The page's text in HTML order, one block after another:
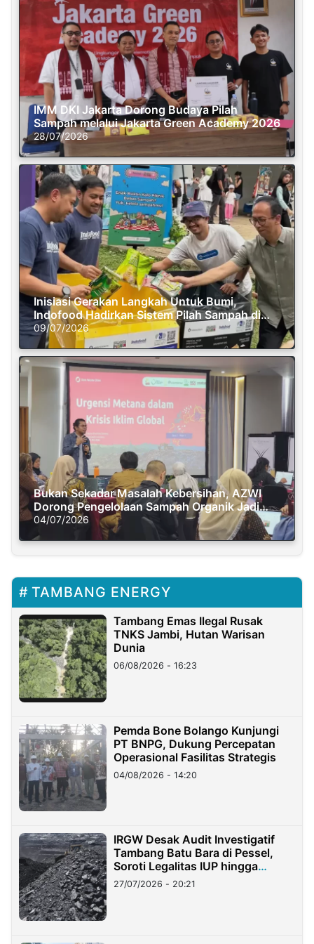
IMM DKI Jakarta Dorong Budaya Pilah
Sampah melalui Jakarta Green Academy 2026
28/07/2026
Inisiasi Gerakan Langkah Untuk Bumi,
Indofood Hadirkan Sistem Pilah Sampah di
Semasa Piknik
09/07/2026
Bukan Sekadar Masalah Kebersihan, AZWI
Dorong Pengelolaan Sampah Organik Jadi
Solusi Krisis Iklim
04/07/2026
TAMBANG ENERGY
Tambang Emas Ilegal Rusak
TNKS Jambi, Hutan Warisan
Dunia
06/08/2026 - 16:23
Pemda Bone Bolango Kunjungi
PT BNPG, Dukung Percepatan
Operasional Fasilitas Strategis
04/08/2026 - 14:20
IRGW Desak Audit Investigatif
Tambang Batu Bara di Pessel,
Soroti Legalitas IUP hingga
Stockpile
27/07/2026 - 20:21